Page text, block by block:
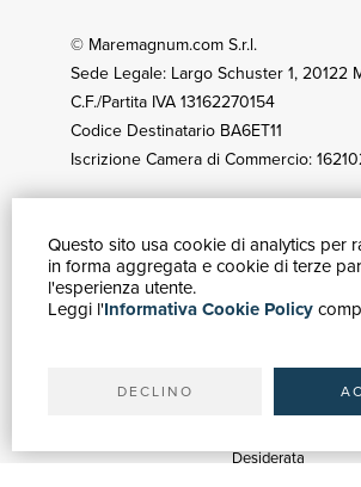
Questo sito usa cookie di analytics per
in forma aggregata e cookie di terze
l'esperienza utente.
Leggi l'Informativa Cookie Policy
DECLINO
© Maremagnum.com S.r.l.
Sede Legale: Largo Schuster 1, 20122
C.F./Partita IVA 13162270154
Codice Destinatario BA6ET11
Iscrizione Camera di Commercio:
GUIDA ACQUISTI
Ricerca avanzata
Spedizioni
Desiderata